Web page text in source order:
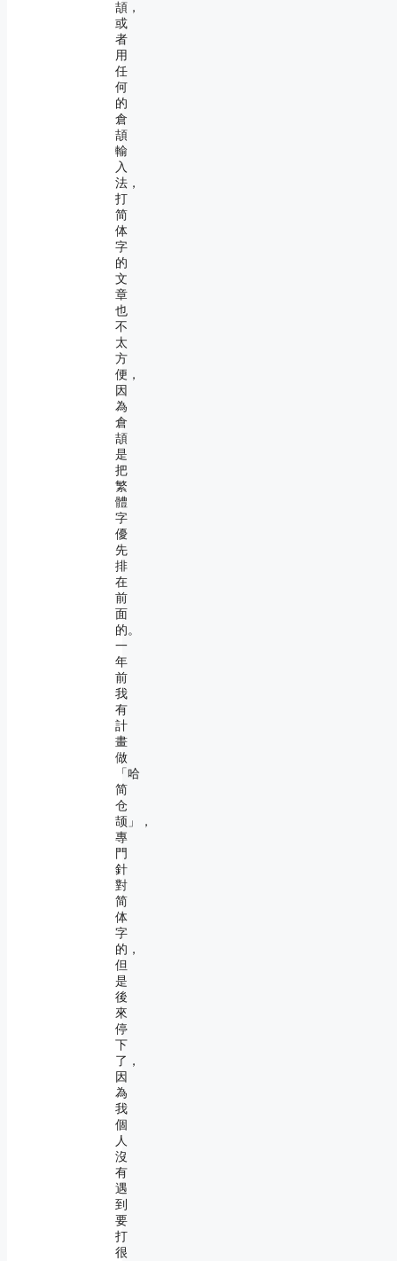
頡，
或
者
用
任
何
的
倉
頡
輸
入
法，
打
简
体
字
的
文
章
也
不
太
方
便，
因
為
倉
頡
是
把
繁
體
字
優
先
排
在
前
面
的。
一
年
前
我
有
計
畫
做
「哈
简
仓
颉」，
專
門
針
對
简
体
字
的，
但
是
後
來
停
下
了，
因
為
我
個
人
沒
有
遇
到
要
打
很